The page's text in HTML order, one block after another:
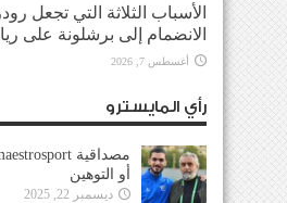
الأسباب الثلاثة التي تجعل
الانضمام إلى برشلونة على
أغسطس 7, 2026
رأي المايسترو
أو التوهين
ديسمبر 22, 2025